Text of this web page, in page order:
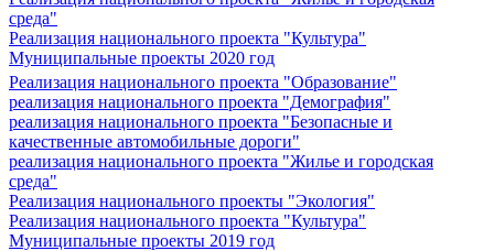
среда"
Реализация национального проекта "Культура"
Муниципальные проекты 2020 год
Реализация национального проекта "Образование"
реализация национального проекта "Демография"
реализация национального проекта "Безопасные и
качественные автомобильные дороги"
реализация национального проекта "Жилье и городская
среда"
Реализация национального проекты "Экология"
Реализация национального проекта "Культура"
Муниципальные проекты 2019 год